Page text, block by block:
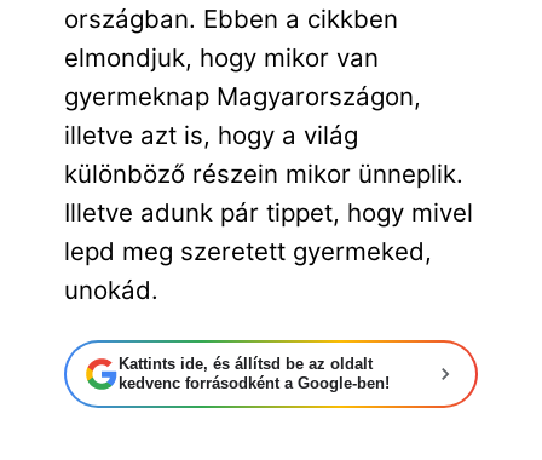
országban. Ebben a cikkben
elmondjuk, hogy mikor van
gyermeknap Magyarországon,
illetve azt is, hogy a világ
különböző részein mikor ünneplik.
Illetve adunk pár tippet, hogy mivel
lepd meg szeretett gyermeked,
unokád.
Kattints ide, és állítsd be az oldalt
kedvenc forrásodként a Google-ben!